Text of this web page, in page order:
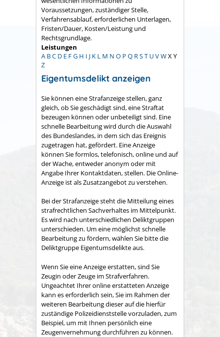
Voraussetzungen, zuständiger Stelle,
Verfahrensablauf, erforderlichen Unterlagen,
Fristen/Dauer, Kosten/Leistung und
Rechtsgrundlage.
Leistungen
A BC D E FG H I J K L M N O P Q RST UVWX Y
Z
Eigentumsdelikt anzeigen
Sie können eine Strafanzeige stellen, ganz
gleich, ob Sie geschädigt sind, eine Straftat
bezeugen können oder unbeteiligt sind. Eine
schnelle Bearbeitung wird durch die Auswahl
des Bundeslandes, in dem sich das Ereignis
zugetragen hat, gefördert. Eine Anzeige
können Sie formlos, telefonisch, online und auf
der Wache, entweder anonym oder mit
Angabe Ihrer Kontaktdaten, stellen. Die Online-
Anzeige ist als Zusatzangebot zu verstehen.
Bei der Strafanzeige steht die Mitteilung eines
strafrechtlichen Sachverhaltes im Mittelpunkt.
Es wird nach unterschiedlichen Deliktgruppen
unterschieden. Um eine möglichst schnelle
Bearbeitung zu fördern, wählen Sie bitte die
Deliktgruppe Eigentumsdelikte aus.
Wenn Sie eine Anzeige erstatten, sind Sie
Zeugin oder Zeuge im Strafverfahren.
Ungeachtet Ihrer online erstatteten Anzeige
kann es erforderlich sein, Sie im Rahmen der
weiteren Bearbeitung dieser auf die hierfür
zuständige Polizeidienststelle vorzuladen, zum
Beispiel, um mit Ihnen persönlich eine
Zeugenvernehmung durchführen zu können.